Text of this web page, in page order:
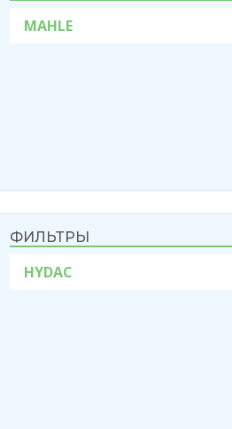
MAHLE
ФИЛЬТРЫ
HYDAC